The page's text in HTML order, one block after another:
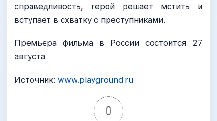
справедливость, герой решает мстить и
вступает в схватку с преступниками.
Премьера фильма в России состоится 27
августа.
Источник: www.playground.ru
0